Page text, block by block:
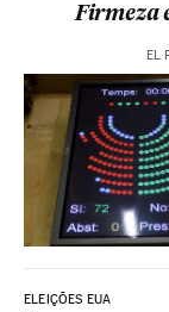
Firmeza
EL
ELEIÇÕES EUA